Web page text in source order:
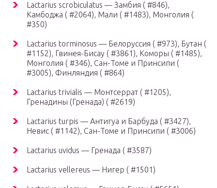
Lactarius scrobiculatus — Замбия ( #846),
Камбоджа ( #2064), Мали ( #1483), Монголия (
#350)
Lactarius torminosus — Белоруссия ( #973), Бутан (
#1152), Гвинея-Бисау ( #3861), Коморы ( #1485),
Монголия ( #346), Сан-Томе и Принсипи (
#3005), Финляндия ( #864)
Lactarius trivialis — Монтсеррат ( #1205),
Гренадины (Гренада) ( #2619)
Lactarius turpis — Антигуа и Барбуда ( #3427),
Невис ( #1142), Сан-Томе и Принсипи ( #3006)
Lactarius uvidus — Гренада ( #3587)
Lactarius vellereus — Нигер ( #1501)